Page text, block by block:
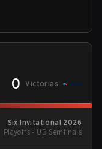
0 Victorias
Six Invitational 2026
Playoffs - UB Semfinals